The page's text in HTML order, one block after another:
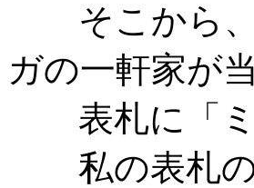
そこから、
ガの一軒家が
表札に「ミ
私の表札の